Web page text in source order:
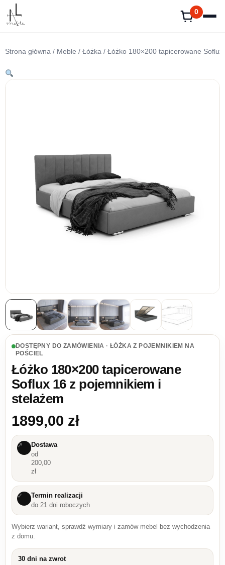
Przejdź
treści
0
Strona główna / Meble / Łóżka / Łóżko 180×200 tapicerowane
DOSTĘPNY DO ZAMÓWIENIA · ŁÓŻKA Z POJEMNIKIEM NA
POŚCIEL
Łóżko 180×200 tapicerowane
Soflux 16 z pojemnikiem i
stelażem
1899,00 zł
↗
Dostawa
od
200,00
zł
✓
Termin realizacji
do 21 dni roboczych
Wybierz wariant, sprawdź wymiary i zamów mebel bez wychodzenia
z domu.
30 dni na zwrot